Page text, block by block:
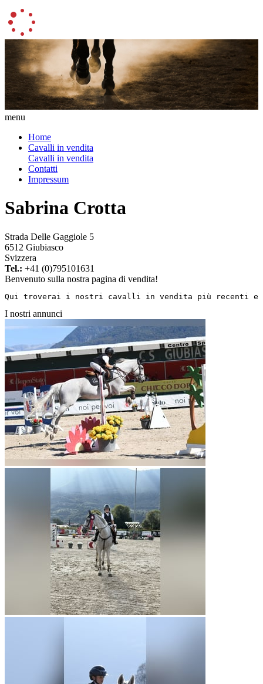
menu
Home
Cavalli in vendita
Cavalli in vendita
Contatti
Impressum
Sabrina Crotta
Strada Delle Gaggiole 5
6512 Giubiasco
Svizzera
Tel.: +41 (0)795101631
Benvenuto sulla nostra pagina di vendita!
Qui troverai i nostri cavalli in vendita più recenti e
I nostri annunci